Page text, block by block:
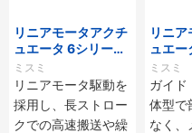
リニアモータアクチ
ュエータ 6シリーズ
標準タイプ インクリ
メンタル・アブソリ
ュート仕様
ミスミ
リニアモータ駆動を
採用し、長ストロー
クでの高速搬送や繰
リニ
ュエー
標準タ
メンタ
ュート
ミスミ
ガイド
体型で
なく、